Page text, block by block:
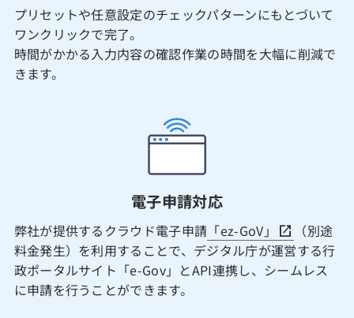
プリセットや任意設定のチェックパターンにもとづいて
ワンクリックで完了。
時間がかかる入力内容の確認作業の時間を大幅に削減で
きます。
電子申請対応
弊社が提供するクラウド電子申請 「ez-GoV」
（別途
料金発生）を利用することで、デジタル庁が運営する行
政ポータルサイト「e-Gov」とAPI連携し、シームレス
に申請を行うことができます。